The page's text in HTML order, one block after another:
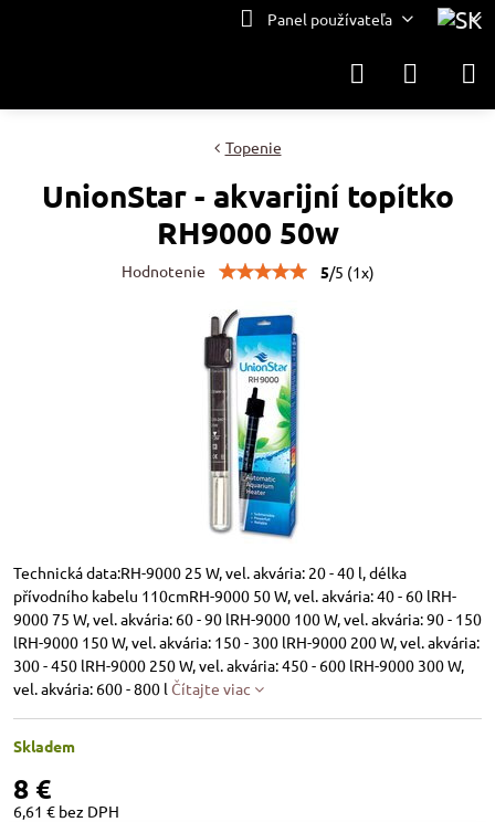
Panel používateľa
Topenie
UnionStar - akvarijní topítko
RH9000 50w
Hodnotenie 5/5 (1x)
Technická data:RH-9000 25 W, vel. akvária: 20 - 40 l, délka
přívodního kabelu 110cmRH-9000 50 W, vel. akvária: 40 - 60 lRH-
9000 75 W, vel. akvária: 60 - 90 lRH-9000 100 W, vel. akvária: 90 - 150
lRH-9000 150 W, vel. akvária: 150 - 300 lRH-9000 200 W, vel. akvária:
300 - 450 lRH-9000 250 W, vel. akvária: 450 - 600 lRH-9000 300 W,
vel. akvária: 600 - 800 l Čítajte viac
Skladem
8 €
6,61 € bez DPH